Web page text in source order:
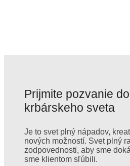
Prijmite pozvanie
krbárskeho sveta
Je to svet plný nápadov,
nových možností. Svet plný
zodpovednosti, aby sme
sme klientom sľúbili.